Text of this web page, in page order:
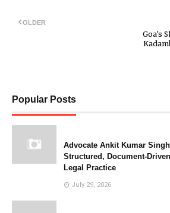
Goa's
OLDER
Popular Posts
Advocate Ankit Kumar
Structured, Document-
Legal Practice
July 29, 2026